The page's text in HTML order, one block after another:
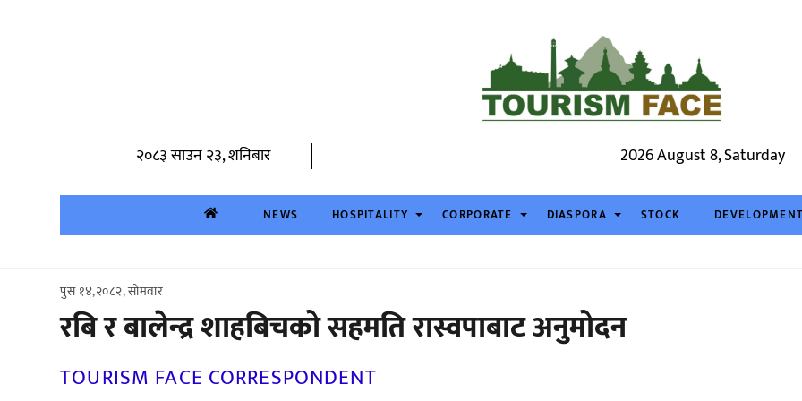
२०८३ साउन २३, शनिबार 2026 August 8, Saturday
NEWS HOSPITALITY CORPORATE DIASPORA STOCK DEVELOPMENT
पुस १४,२०८२, सोमवार
रबि र बालेन्द्र शाहबिचको सहमति रास्वपाबाट अनुमोदन
TOURISM FACE CORRESPONDENT